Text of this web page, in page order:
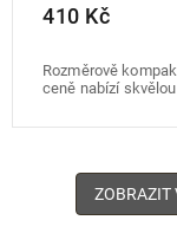
410 Kč
Rozměrově
ceně nabízí
ZOBRAZIT